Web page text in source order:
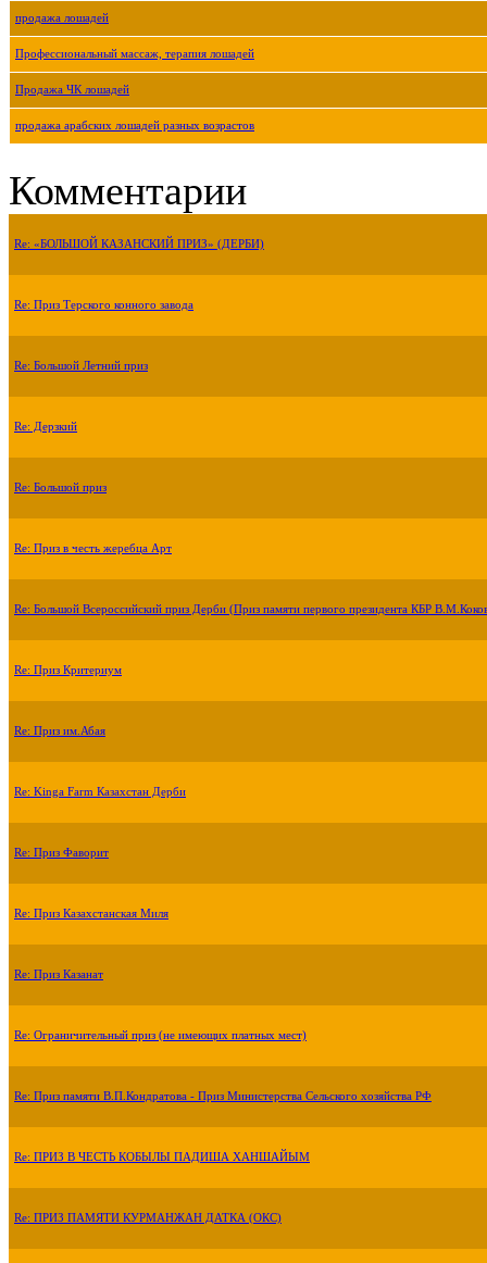
продажа лошадей
Профессиональный массаж, терапия лошадей
Продажа ЧК лошадей
продажа арабских лошадей разных возрастов
Комментарии
Re: «БОЛЬШОЙ КАЗАНСКИЙ ПРИЗ» (ДЕРБИ)
Re: Приз Терского конного завода
Re: Большой Летний приз
Re: Дерзкий
Re: Большой приз
Re: Приз в честь жеребца Арт
Re: Большой Всероссийский приз Дерби (Приз памяти первого президента КБР
Re: Приз Критериум
Re: Приз им.Абая
Re: Kinga Farm Казахстан Дерби
Re: Приз Фаворит
Re: Приз Казахстанская Миля
Re: Приз Казанат
Re: Ограничительный приз (не имеющих платных мест)
Re: Приз памяти В.П.Кондратова - Приз Министерства Сельского хозяйства РФ
Re: ПРИЗ В ЧЕСТЬ КОБЫЛЫ ПАДИША ХАНШАЙЫМ
Re: ПРИЗ ПАМЯТИ КУРМАНЖАН ДАТКА (ОКС)